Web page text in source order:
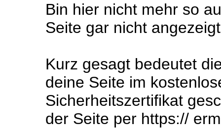
Bin hier nicht mehr so
Seite gar nicht
Kurz gesagt bedeutet
deine Seite im
Sicherheitszertifikat
der Seite per https://